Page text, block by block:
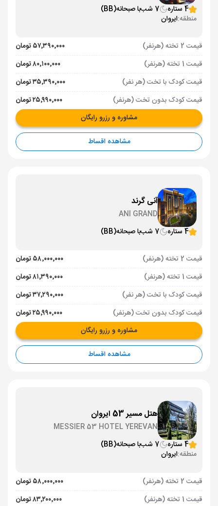
4 ستاره
7 شب با صبحانه(BB)
منطقه:ایروان
قیمت 2 تخته (هرنفر)
۵۷٬۳۹۰٬۰۰۰ تومان
قیمت 1 تخته (هرنفر)
۸۰٬۱۰۰٬۰۰۰ تومان
قیمت کودک با تخت (هر نفر)
۳۵٬۳۹۰٬۰۰۰ تومان
قیمت کودک بدون تخت (هرنفر)
۲۵٬۹۹۰٬۰۰۰ تومان
مشاوره و رزرو رایگان
مشاهده اقساط
آنی گرند
ANI GRAND
4 ستاره
7 شب با صبحانه(BB)
قیمت 2 تخته (هرنفر)
۵۸٬۰۰۰٬۰۰۰ تومان
قیمت 1 تخته (هرنفر)
۸۱٬۳۹۰٬۰۰۰ تومان
قیمت کودک با تخت (هر نفر)
۳۷٬۲۹۰٬۰۰۰ تومان
قیمت کودک بدون تخت (هرنفر)
۲۵٬۹۹۰٬۰۰۰ تومان
مشاوره و رزرو رایگان
مشاهده اقساط
هتل مسیر 53 ایروان
MESSIER 53 HOTEL YEREVAN
4 ستاره
7 شب با صبحانه(BB)
منطقه:ایروان
قیمت 2 تخته (هرنفر)
۵۸٬۰۰۰٬۰۰۰ تومان
قیمت 1 تخته (هرنفر)
۸۳٬۲۰۰٬۰۰۰ تومان